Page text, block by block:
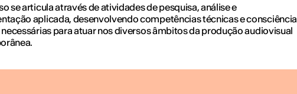
se articula através de atividades de pesquisa, análise e
aplicada, desenvolvendo competências técnicas e consciência
para atuar nos diversos âmbitos da produção audiovisual